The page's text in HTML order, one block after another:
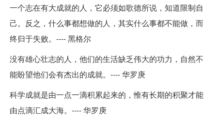
一个志在有大成就的人，它必须如歌德所说，知道限制自
己。反之，什么事都想做的人，其实什么事都不能做，而
终归于失败。---- 黑格尔
没有雄心壮志的人，他们的生活缺乏伟大的功力，自然不
能盼望他们会有杰出的成就。---- 华罗庚
科学成就是由一点一滴积累起来的，惟有长期的积聚才能
由点滴汇成大海。---- 华罗庚